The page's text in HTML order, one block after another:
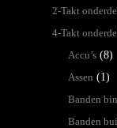
2-Takt
4-Takt
Accu’s (8)
Assen (1)
Banden
Banden